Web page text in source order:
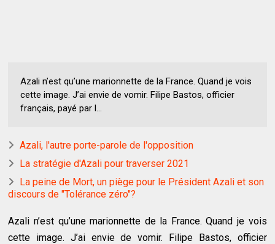
Azali n’est qu’une marionnette de la France. Quand je vois
cette image. J’ai envie de vomir. Filipe Bastos, officier
français, payé par l...
Azali, l'autre porte-parole de l'opposition
La stratégie d'Azali pour traverser 2021
La peine de Mort, un piège pour le Président Azali et son
discours de "Tolérance zéro"?
Azali n’est qu’une marionnette de la France. Quand je vois
cette image. J’ai envie de vomir. Filipe Bastos, officier